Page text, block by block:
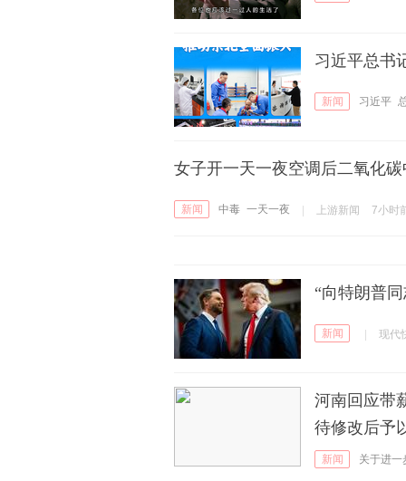
习近平总书
新闻 习近平
女子开一天一夜空调后二氧化碳
新闻 中毒 一天一夜 上游新闻 7小时
“向特朗普
新闻 现代
河南回应带
待修改后予
新闻
关于进一